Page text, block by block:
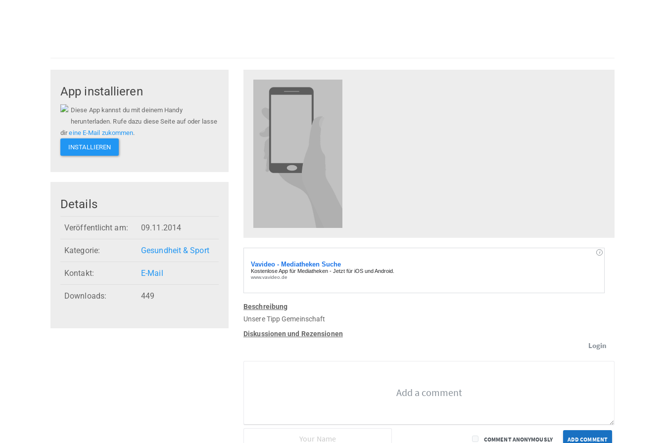
App installieren
Diese App kannst du mit deinem Handy
herunterladen. Rufe dazu diese Seite auf oder lasse
direine E-Mail zukommen.
INSTALLIEREN
Details
Veröffentlicht am: 09.11.2014
Kategorie: Gesundheit & Sport
Kontakt: E-Mail
Downloads: 449
Beschreibung
Unsere Tipp Gemeinschaft
Diskussionen und Rezensionen
Login
ADD COMMENT
COMMENT ANONYMOUSLY